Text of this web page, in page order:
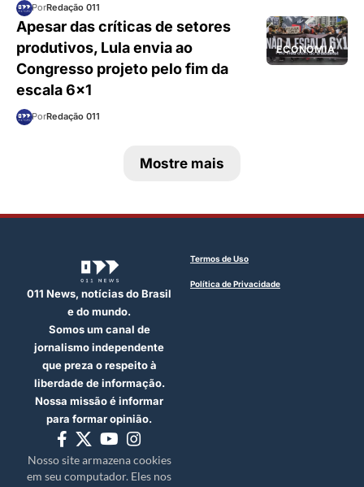
PorRedação 011
ECONOMIA
Apesar das críticas de setores
produtivos, Lula envia ao
Congresso projeto pelo fim da
escala 6×1
PorRedação 011
Mostre mais
011 News, notícias do Brasil
e do mundo.
Somos um canal de
jornalismo independente
que preza o respeito à
liberdade de informação.
Nossa missão é informar
para formar opinião.
Nosso site armazena cookies
em seu computador. Eles nos
Termos de Uso
Política de Privacidade